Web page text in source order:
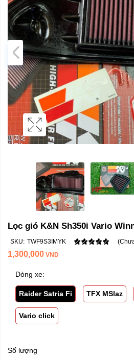
Lọc gió K&N Sh350i Vario
SKU: TWF9S3IMYK
1,300,000 VND
Dòng xe:
Raider Satria Fi TFX MSlaz
Vario click
Số lượng